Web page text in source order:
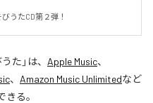
うたCD第２弾！
た 」は、 Apple Music、
、 Amazon Music Unlimitedなど
る。